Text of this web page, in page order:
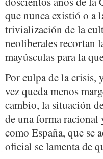
que nunca existió o a
trivialización de la
neoliberales recortan
mayúsculas para la
Por culpa de la crisis,
vez queda menos
cambio, la situación
de una forma
como España, que se
oficial se lamenta de